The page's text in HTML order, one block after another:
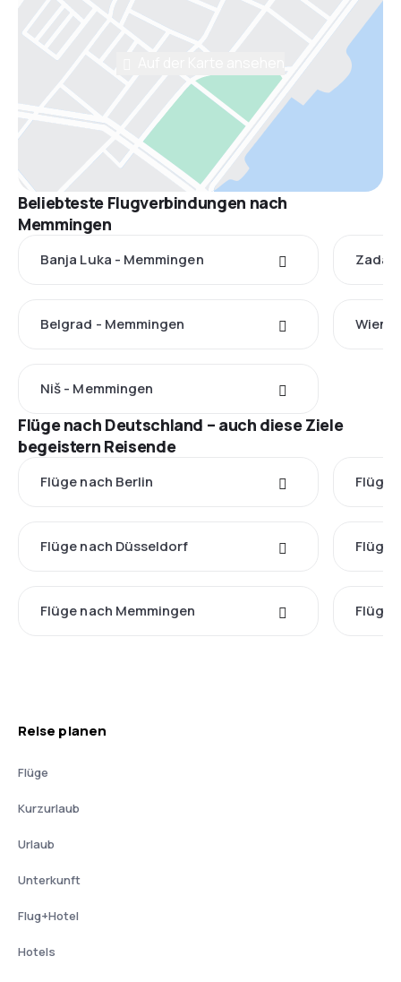
Beliebteste Flugverbindungen nach
Memmingen
Banja Luka - Memmingen Zadar
Belgrad - Memmingen Wien -
Niš - Memmingen
Flüge nach Deutschland – auch diese Ziele
begeistern Reisende
Flüge nach Berlin Flüge
Flüge nach Düsseldorf Flüge
Flüge nach Memmingen Flüge
Reise planen
Flüge
Kurzurlaub
Urlaub
Unterkunft
Flug+Hotel
Hotels